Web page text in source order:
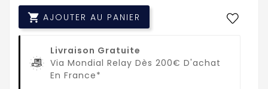
 AJOUTER AU PANIER
Livraison Gratuite
Via Mondial Relay Dès 200€ D'achat
En France*